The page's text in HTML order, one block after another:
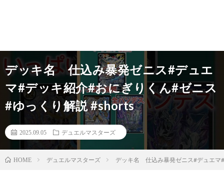
デッキ名 仕込み暴発ゼニス#デュエ
マ#デッキ紹介#おにぎりくん#ゼニス
#ゆっくり解説 #shorts
2025.09.05 デュエルマスターズ
HOME デュエルマスターズ デッキ名 仕込み暴発ゼニス#デュエマ